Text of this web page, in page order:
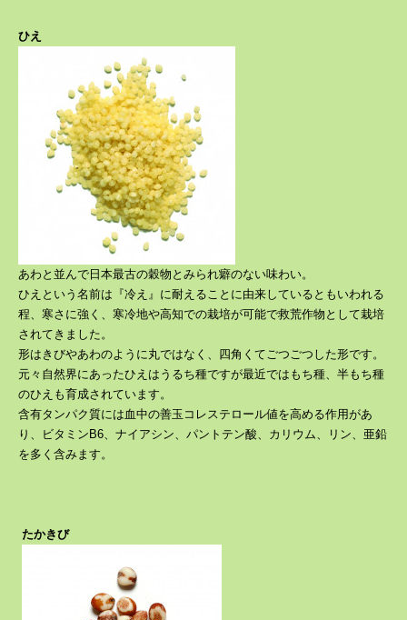
ひえ
あわと並んで日本最古の穀物とみられ癖のない味わい。
ひえという名前は『冷え』に耐えることに由来しているともいわれる
程、寒さに強く、寒冷地や高知での栽培が可能で救荒作物として栽培
されてきました。
形はきびやあわのように丸ではなく、四角くてごつごつした形です。
元々自然界にあったひえはうるち種ですが最近ではもち種、半もち種
のひえも育成されています。
含有タンパク質には血中の善玉コレステロール値を高める作用があ
り、ビタミンB6、ナイアシン、パントテン酸、カリウム、リン、亜鉛
を多く含みます。
たかきび